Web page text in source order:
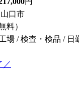
口市
料）
場 / 検査・検品 / 日
／